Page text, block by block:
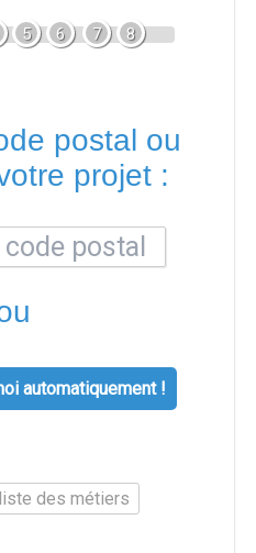
5 6 7 8
postal ou
projet :
automatiquement !
des métiers